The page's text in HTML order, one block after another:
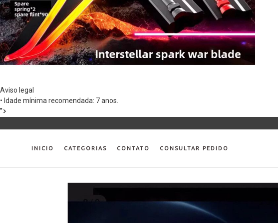
Aviso legal
• Idade mínima recomendada: 7 anos.
">
o
conteúdoINICIO CATEGORIAS CONTATO CONSULTAR PEDIDO